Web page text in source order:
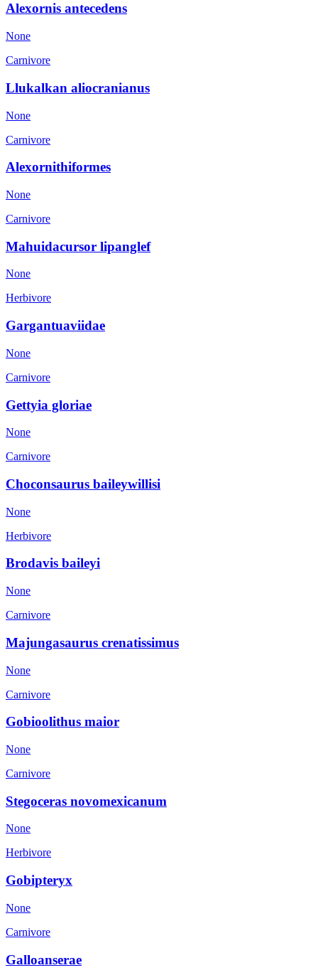
Alexornis antecedens
None
Carnivore
Llukalkan aliocranianus
None
Carnivore
Alexornithiformes
None
Carnivore
Mahuidacursor lipanglef
None
Herbivore
Gargantuaviidae
None
Carnivore
Gettyia gloriae
None
Carnivore
Choconsaurus baileywillisi
None
Herbivore
Brodavis baileyi
None
Carnivore
Majungasaurus crenatissimus
None
Carnivore
Gobioolithus maior
None
Carnivore
Stegoceras novomexicanum
None
Herbivore
Gobipteryx
None
Carnivore
Galloanserae